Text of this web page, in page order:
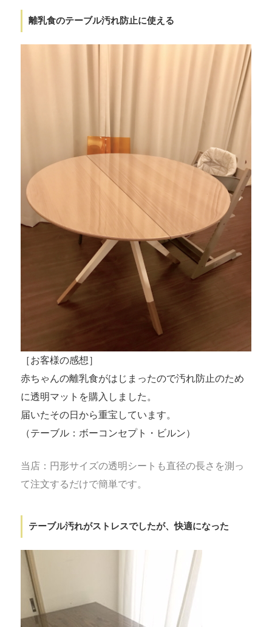
離乳食のテーブル汚れ防止に使える
［お客様の感想］
赤ちゃんの離乳食がはじまったので汚れ防止のため
に透明マットを購入しました。
届いたその日から重宝しています。
（テーブル：ボーコンセプト・ビルン）
当店：円形サイズの透明シートも直径の長さを測っ
て注文するだけで簡単です。
テーブル汚れがストレスでしたが、快適になった